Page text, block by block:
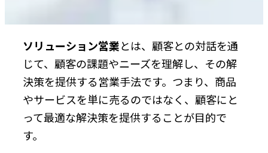
ソリューション営業とは、顧客との対話を通
じて、顧客の課題やニーズを理解し、その解
決策を提供する営業手法です。つまり、商品
やサービスを単に売るのではなく、顧客にと
って最適な解決策を提供することが目的で
す。